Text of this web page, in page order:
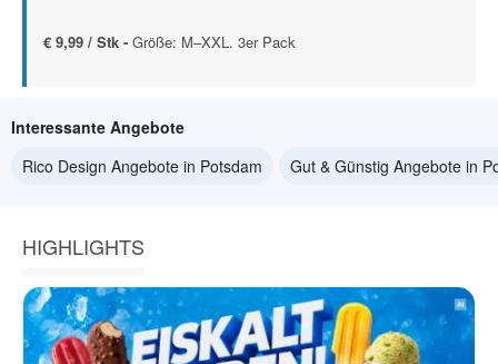
€ 9,99 / Stk - Größe: M–XXL. 3er Pack
Interessante Angebote
Rico Design Angebote in Potsdam
Gut & Günstig Angebote in
HIGHLIGHTS